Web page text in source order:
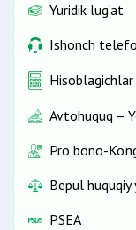
Yuridik lug‘at
Ishonch
Avtohuquq –
Pro bono-
Bepul
PSEA